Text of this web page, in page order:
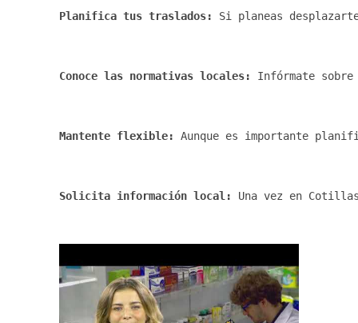
Planifica tus traslados: Si planeas
Conoce las normativas locales: Infórmate
Mantente flexible: Aunque es importante
Solicita información local: Una vez en